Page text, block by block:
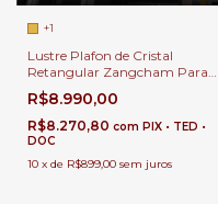
+1
Lustre Plafon de Cristal
Retangular Zangcham Para
Mesa de Jantar | Sala de Estar |
Closet
R$8.990,00
R$8.270,80 com PIX • TED •
DOC
10 x de R$899,00 sem juros